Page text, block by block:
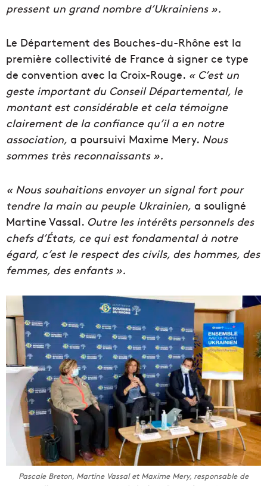
pressent un grand nombre d’Ukrainiens ».
Le Département des Bouches-du-Rhône est la
première collectivité de France à signer ce type
de convention avec la Croix-Rouge. « C’est un
geste important du Conseil Départemental, le
montant est considérable et cela témoigne
clairement de la confiance qu’il a en notre
association, a poursuivi Maxime Mery. Nous
sommes très reconnaissants ».
« Nous souhaitions envoyer un signal fort pour
tendre la main au peuple Ukrainien, a souligné
Martine Vassal. Outre les intérêts personnels des
chefs d’États, ce qui est fondamental à notre
égard, c’est le respect des civils, des hommes, des
femmes, des enfants ».
Pascale Breton, Martine Vassal et Maxime Mery, responsable de